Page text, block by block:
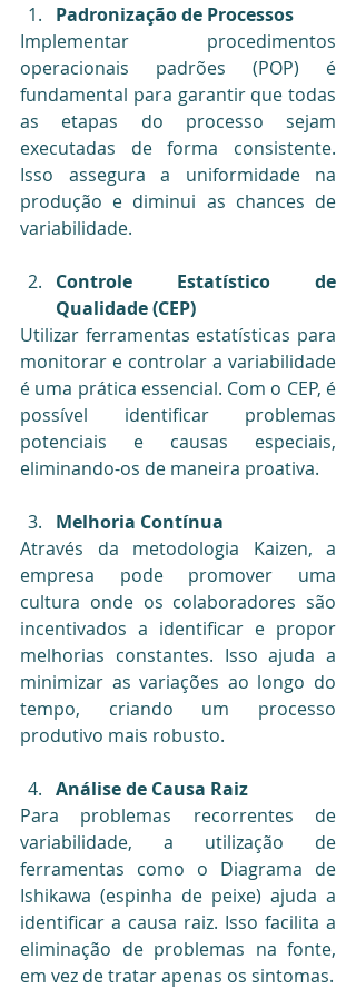
Padronização de Processos
Implementar procedimentos
operacionais padrões (POP) é
fundamental para garantir que todas
as etapas do processo sejam
executadas de forma consistente.
Isso assegura a uniformidade na
produção e diminui as chances de
variabilidade.
Controle Estatístico de
Qualidade (CEP)
Utilizar ferramentas estatísticas para
monitorar e controlar a variabilidade
é uma prática essencial. Com o CEP, é
possível identificar problemas
potenciais e causas especiais,
eliminando-os de maneira proativa.
Melhoria Contínua
Através da metodologia Kaizen, a
empresa pode promover uma
cultura onde os colaboradores são
incentivados a identificar e propor
melhorias constantes. Isso ajuda a
minimizar as variações ao longo do
tempo, criando um processo
produtivo mais robusto.
Análise de Causa Raiz
Para problemas recorrentes de
variabilidade, a utilização de
ferramentas como o Diagrama de
Ishikawa (espinha de peixe) ajuda a
identificar a causa raiz. Isso facilita a
eliminação de problemas na fonte,
em vez de tratar apenas os sintomas.